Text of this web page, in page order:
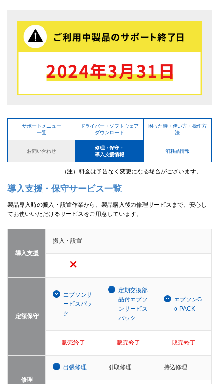
サポートメニュー
一覧
ドライバー・ソフトウェア
ダウンロード
困った時・使い方・操作方
法
お問い合わせ
修理・保守・
導入支援情報
消耗品情報
（注）料金は予告なく変更になる場合がございます。
導入支援・保守サービス一覧
製品導入時の搬入・設置作業から、製品購入後の修理サービスまで、安心し
てお使いいただけるサービスをご用意しています。
導入支援
搬入・設置
定額保守
エプソンサ
ービスパッ
ク
定期交換部
品付エプソ
ンサービス
パック
エプソンG
o-PACK
販売終了 販売終了 販売終了
修理
出張修理 引取修理 持込修理